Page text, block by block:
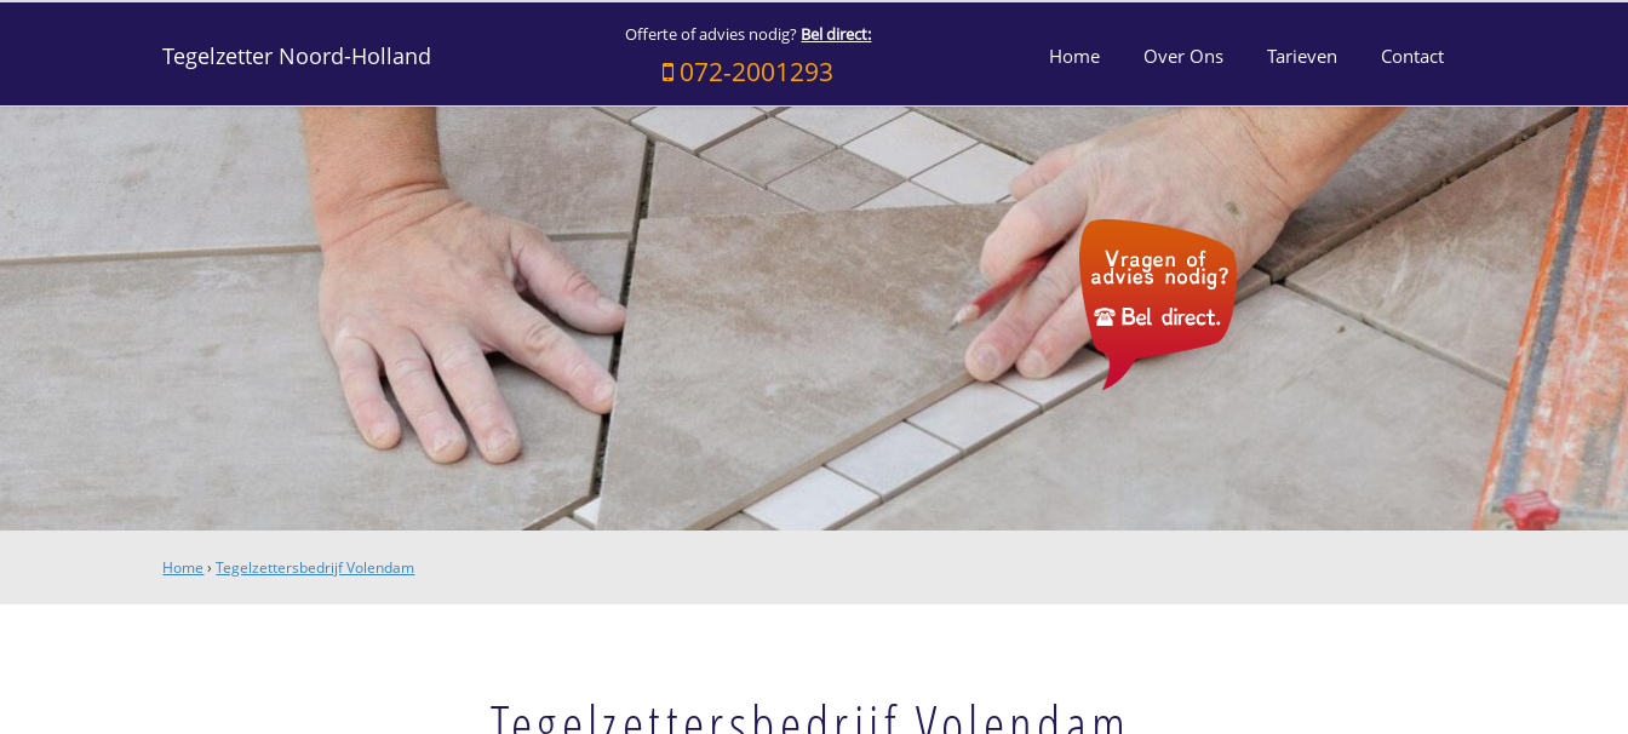
Tegelzetter Noord-Holland
Offerte of advies nodig? Bel direct:
072-2001293 Home Over Ons Tarieven Contact
Home ›Tegelzettersbedrijf Volendam